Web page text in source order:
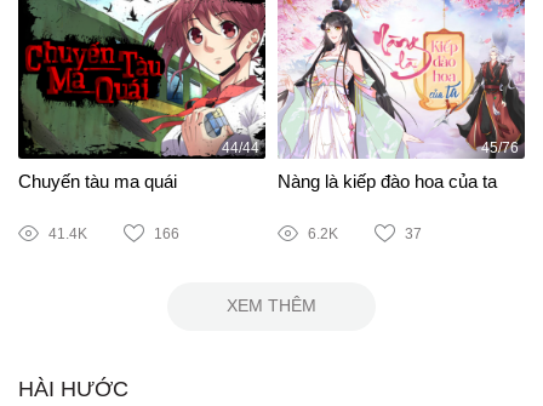
44/44
Chuyến tàu ma quái
41.4K 166
45/76
Nàng là kiếp đào hoa của ta
6.2K 37
XEM THÊM
HÀI HƯỚC